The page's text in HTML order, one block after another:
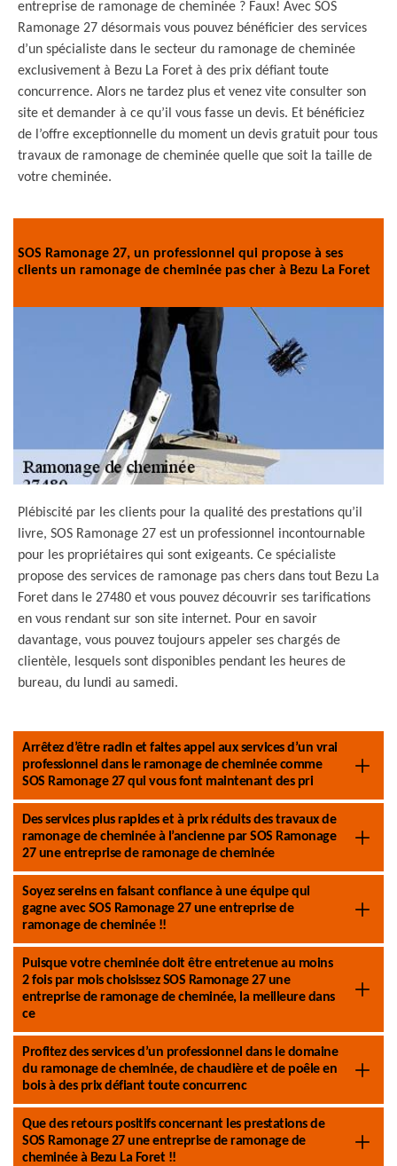
entreprise de ramonage de cheminée ? Faux! Avec SOS
Ramonage 27 désormais vous pouvez bénéficier des services
d’un spécialiste dans le secteur du ramonage de cheminée
exclusivement à Bezu La Foret à des prix défiant toute
concurrence. Alors ne tardez plus et venez vite consulter son
site et demander à ce qu’il vous fasse un devis. Et bénéficiez
de l’offre exceptionnelle du moment un devis gratuit pour tous
travaux de ramonage de cheminée quelle que soit la taille de
votre cheminée.
SOS Ramonage 27, un professionnel qui propose à ses
clients un ramonage de cheminée pas cher à Bezu La Foret
Plébiscité par les clients pour la qualité des prestations qu’il
livre, SOS Ramonage 27 est un professionnel incontournable
pour les propriétaires qui sont exigeants. Ce spécialiste
propose des services de ramonage pas chers dans tout Bezu La
Foret dans le 27480 et vous pouvez découvrir ses tarifications
en vous rendant sur son site internet. Pour en savoir
davantage, vous pouvez toujours appeler ses chargés de
clientèle, lesquels sont disponibles pendant les heures de
bureau, du lundi au samedi.
Arrêtez d’être radin et faites appel aux services d’un vrai
professionnel dans le ramonage de cheminée comme
SOS Ramonage 27 qui vous font maintenant des pri
Des services plus rapides et à prix réduits des travaux de
ramonage de cheminée à l’ancienne par SOS Ramonage
27 une entreprise de ramonage de cheminée
Soyez sereins en faisant confiance à une équipe qui
gagne avec SOS Ramonage 27 une entreprise de
ramonage de cheminée !!
Puisque votre cheminée doit être entretenue au moins
2 fois par mois choisissez SOS Ramonage 27 une
entreprise de ramonage de cheminée, la meilleure dans
ce
Profitez des services d’un professionnel dans le domaine
du ramonage de cheminée, de chaudière et de poêle en
bois à des prix défiant toute concurrenc
Que des retours positifs concernant les prestations de
SOS Ramonage 27 une entreprise de ramonage de
cheminée à Bezu La Foret !!